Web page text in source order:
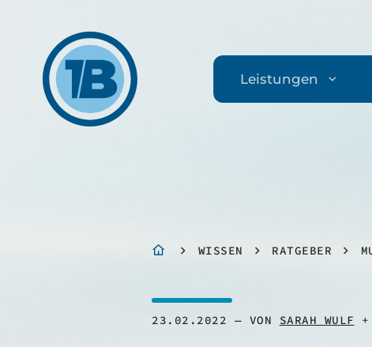
Leistungen
WISSEN RATGEBER
23.02.2022 VON SARAH WULF +